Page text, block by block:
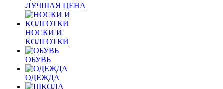
ЛУЧШАЯ ЦЕНА
НОСКИ И
КОЛГОТКИ
ОБУВЬ
ОДЕЖДА